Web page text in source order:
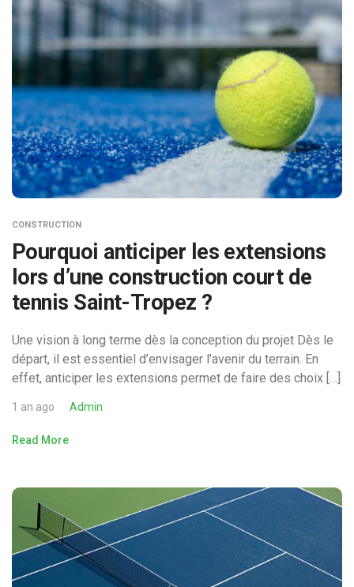
CONSTRUCTION
Pourquoi anticiper les extensions
lors d’une construction court de
tennis Saint-Tropez ?
Une vision à long terme dès la conception du projet Dès le
départ, il est essentiel d’envisager l’avenir du terrain. En
effet, anticiper les extensions permet de faire des choix […]
1 an ago Admin
Read More